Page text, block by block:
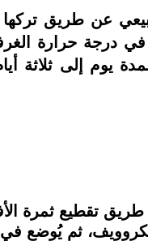
عن طريق
درجة حرارة
يوم إلى ثلاثة
تقطيع ثمرة
ثم يُوضع في